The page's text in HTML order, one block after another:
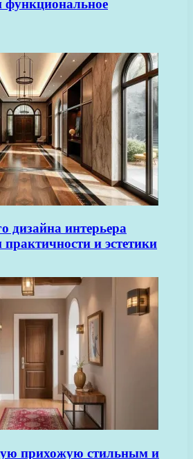
функциональное
дизайна интерьера
и эстетики
прихожую стильным и